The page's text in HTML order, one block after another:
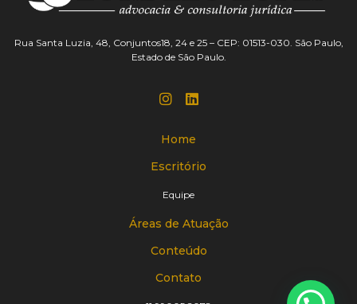
Rua Santa Luzia, 48, Conjuntos18, 24 e 25 – CEP: 01513-030. São Paulo,
Estado de São Paulo.
Home
Escritório
Equipe
Áreas de Atuação
Conteúdo
Contato